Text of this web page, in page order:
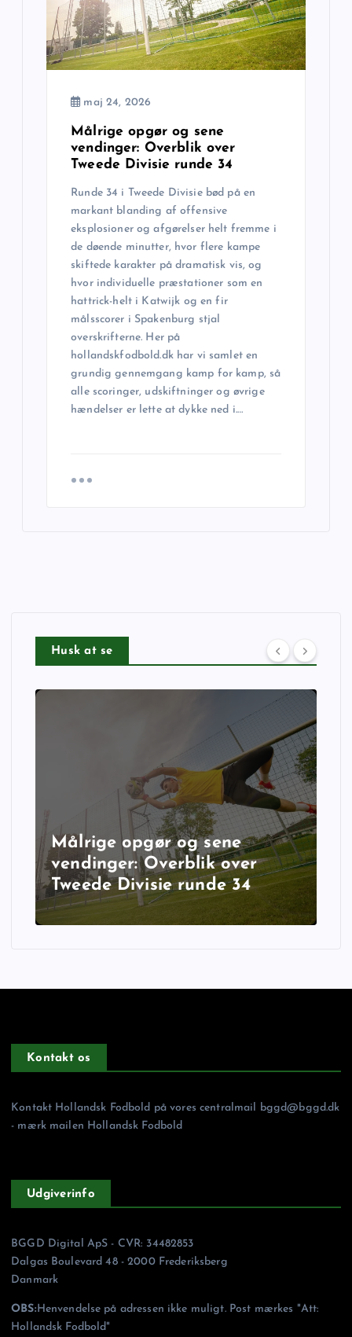
maj 24, 2026
Målrige opgør og sene
vendinger: Overblik over
Tweede Divisie runde 34
Runde 34 i Tweede Divisie bød på en
markant blanding af offensive
eksplosioner og afgørelser helt fremme i
de døende minutter, hvor flere kampe
skiftede karakter på dramatisk vis, og
hvor individuelle præstationer som en
hattrick-helt i Katwijk og en fir
målsscorer i Spakenburg stjal
overskrifterne. Her på
hollandskfodbold.dk har vi samlet en
grundig gennemgang kamp for kamp, så
alle scoringer, udskiftninger og øvrige
hændelser er lette at dykke ned i.…
Husk at se
Målrige opgør og sene
vendinger: Overblik over
Tweede Divisie runde 34
Kontakt os
Kontakt Hollandsk Fodbold på vores centralmail bggd@bggd.dk
- mærk mailen Hollandsk Fodbold
Udgiverinfo
BGGD Digital ApS - CVR: 34482853
Dalgas Boulevard 48 - 2000 Frederiksberg
Danmark
OBS: Henvendelse på adressen ikke muligt. Post mærkes "Att:
Hollandsk Fodbold"